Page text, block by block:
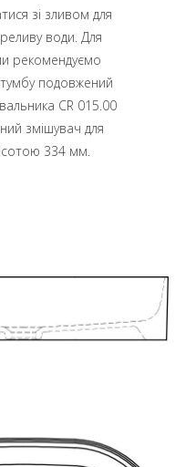
зі зливом для
води. Для
рекомендуємо
подовжений
CR 015.00
змішувач для
334 мм.